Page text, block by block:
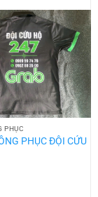
PHỤC
PHỤC ĐỘI CỨU